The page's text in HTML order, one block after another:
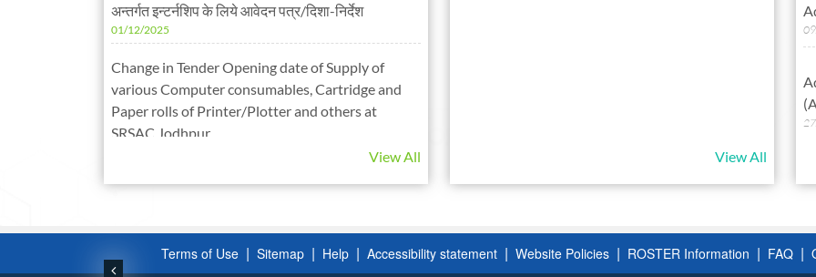
अन्तर्गत इन्टर्नशिप के लिये आवेदन पत्र/दिशा-निर्देश
01/12/2025
Change in Tender Opening date of Supply of
various Computer consumables, Cartridge and
Paper rolls of Printer/Plotter and others at
SRSAC,Jodhpur
वर्तमान सरकार के कार्यकाल में विभाग के सभी संवर्गो में दी गई
एपीजे अब्दुल कलाम जैव प्रौद्योगिकी संस्थान की स्थापना के
View All View All
Terms of Use | Sitemap | Help | Accessibility statement | Website Policies | ROSTER Information | FAQ |